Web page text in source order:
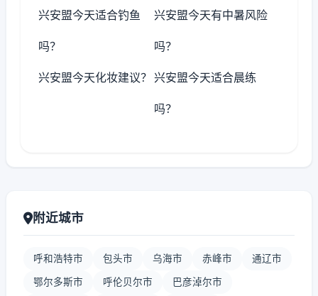
兴安盟今天适合钓鱼
吗？
兴安盟今天有中暑风险
吗？
兴安盟今天化妆建议？ 兴安盟今天适合晨练
吗？
附近城市
呼和浩特市 包头市 乌海市 赤峰市 通辽市
鄂尔多斯市 呼伦贝尔市 巴彦淖尔市